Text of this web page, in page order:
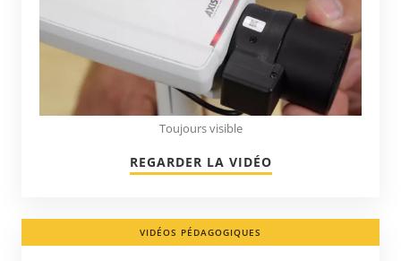
Toujours visible
REGARDER LA VIDÉO
VIDÉOS PÉDAGOGIQUES